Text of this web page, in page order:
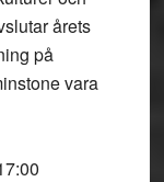
årets
på
vara